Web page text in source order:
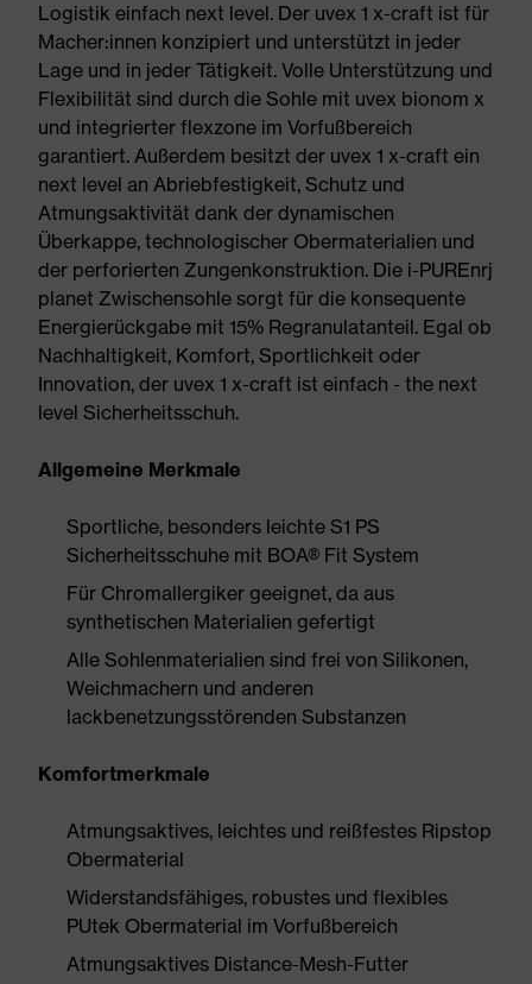
Logistik einfach next level. Der uvex 1 x-craft ist für
Macher:innen konzipiert und unterstützt in jeder
Lage und in jeder Tätigkeit. Volle Unterstützung und
Flexibilität sind durch die Sohle mit uvex bionom x
und integrierter flexzone im Vorfußbereich
garantiert. Außerdem besitzt der uvex 1 x-craft ein
next level an Abriebfestigkeit, Schutz und
Atmungsaktivität dank der dynamischen
Überkappe, technologischer Obermaterialien und
der perforierten Zungenkonstruktion. Die i-PUREnrj
planet Zwischensohle sorgt für die konsequente
Energierückgabe mit 15% Regranulatanteil. Egal ob
Nachhaltigkeit, Komfort, Sportlichkeit oder
Innovation, der uvex 1 x-craft ist einfach - the next
level Sicherheitsschuh.
Allgemeine Merkmale
Sportliche, besonders leichte S1 PS
Sicherheitsschuhe mit BOA® Fit System
Für Chromallergiker geeignet, da aus
synthetischen Materialien gefertigt
Alle Sohlenmaterialien sind frei von Silikonen,
Weichmachern und anderen
lackbenetzungsstörenden Substanzen
Komfortmerkmale
Atmungsaktives, leichtes und reißfestes Ripstop
Obermaterial
Widerstandsfähiges, robustes und flexibles
PUtek Obermaterial im Vorfußbereich
Atmungsaktives Distance-Mesh-Futter